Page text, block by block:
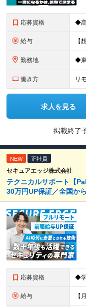
応募資格
給与
勤務地
働き方 リ
求人を見る
掲載終了
NEW 正社員
セキュアエッジ株式会社
テクニカルサポート【
30万円UP保証／全国か
応募資格
給与